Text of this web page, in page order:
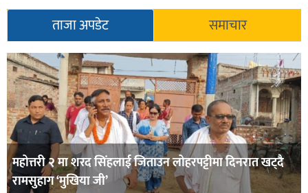
समाज
शिक्षा
विचार
स्वास्थ्य
ताजा अपडेट समाचार
महोत्तरी २ मा शरद सिंहलाई जिताउन लोहरपट्टीमा दिनरात खट्दै
रामसुहाग ‘मुखिया जी’